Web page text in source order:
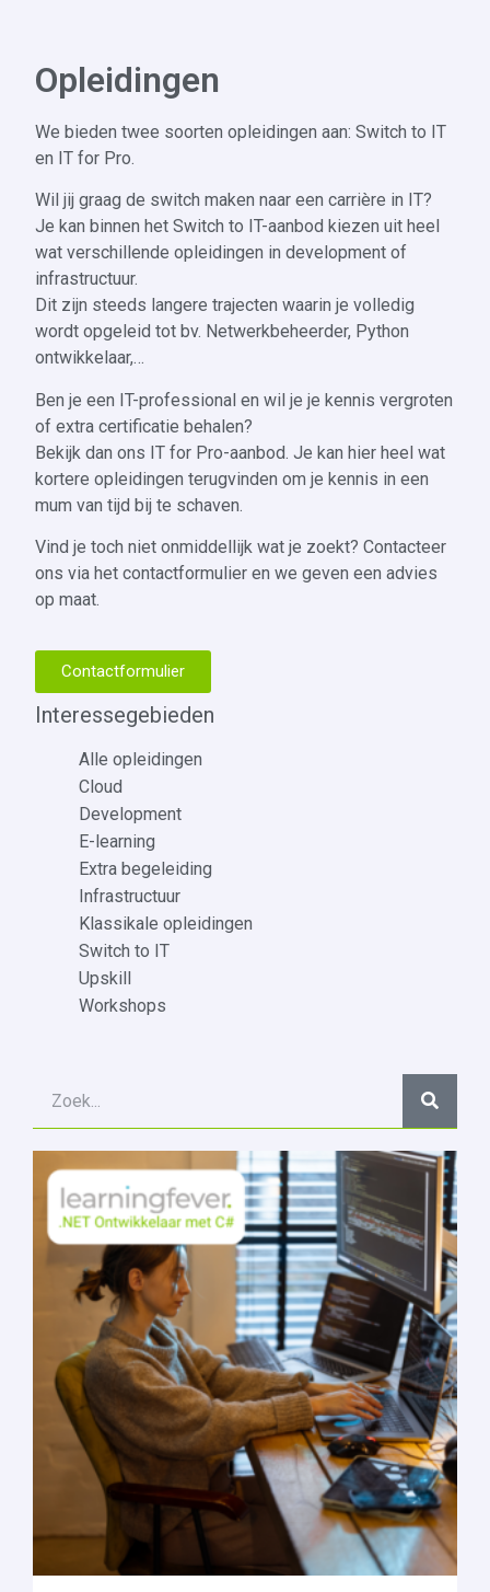
Opleidingen
We bieden twee soorten opleidingen aan: Switch to IT
en IT for Pro.
Wil jij graag de switch maken naar een carrière in IT?
Je kan binnen het Switch to IT-aanbod kiezen uit heel
wat verschillende opleidingen in development of
infrastructuur.
Dit zijn steeds langere trajecten waarin je volledig
wordt opgeleid tot bv. Netwerkbeheerder, Python
ontwikkelaar,…
B‍en je een IT-professional en wil je je kennis vergroten
of extra certificatie behalen?
Bekijk dan ons IT for Pro-aanbod. Je kan hier heel wat
kortere opleidingen terugvinden om je kennis in een
mum van tijd bij te schaven.
Vind je toch niet onmiddellijk wat je zoekt? Contacteer
ons via het contactformulier en we geven een advies
op maat.
Contactformulier
Interessegebieden
Alle opleidingen
Cloud
Development
E-learning
Extra begeleiding
Infrastructuur
Klassikale opleidingen
Switch to IT
Upskill
Workshops